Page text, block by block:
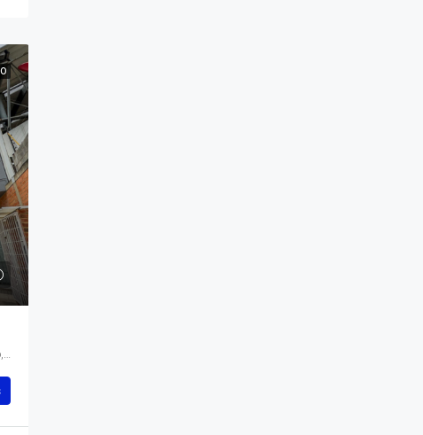
Tocancipá, Ciudad de Tocancipá, Tocancipá, Sabana Centro, RAP (Especial) Central, 251010, Colombia